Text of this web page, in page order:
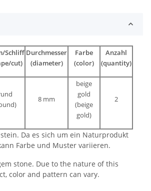
Schliff
cut)
Durchmesser
(diameter)
Farbe
(color)
Anzahl
(quantity)
8 mm
beige
gold
(beige
gold)
2
Da es sich um ein Naturprodukt
Farbe und Muster variieren.
stone. Due to the nature of this
color and pattern can vary.